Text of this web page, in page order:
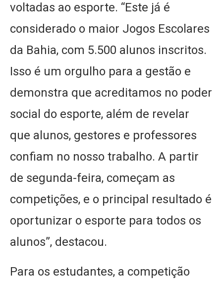
voltadas ao esporte. “Este já é
considerado o maior Jogos Escolares
da Bahia, com 5.500 alunos inscritos.
Isso é um orgulho para a gestão e
demonstra que acreditamos no poder
social do esporte, além de revelar
que alunos, gestores e professores
confiam no nosso trabalho. A partir
de segunda-feira, começam as
competições, e o principal resultado é
oportunizar o esporte para todos os
alunos”, destacou.
Para os estudantes, a competição